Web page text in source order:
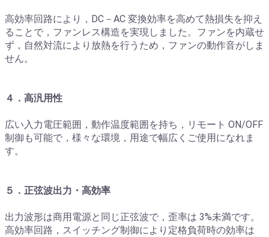
高効率回路により，DC－AC 変換効率を高めて熱損失を抑え
ることで，ファンレス構造を実現しました。ファンを内蔵せ
ず，自然対流により放熱を行うため，ファンの動作音がしま
せん。
４．高汎用性
広い入力電圧範囲，動作温度範囲を持ち，リモート ON/OFF
制御も可能で，様々な環境，用途で幅広くご使用になれま
す。
５．正弦波出力・高効率
出力波形は商用電源と同じ正弦波で，歪率は 3%未満です。
高効率回路，スイッチング制御により定格負荷時の効率は